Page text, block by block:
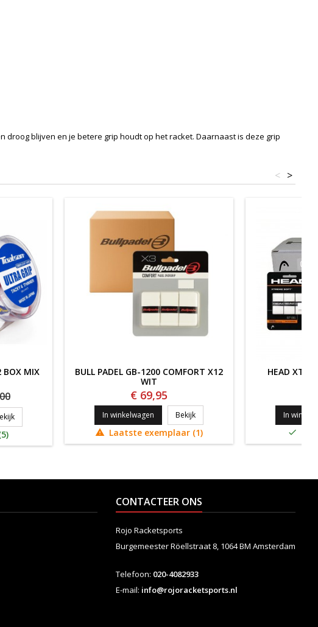
blijven en je betere grip houdt op het racket. Daarnaast is deze grip
>
<
BOX MIX
TOALSON ULTRA GRIP 72 BOX MIX
BULL PADEL GB-1200 COMFORT X12
WIT
€ 69,95
In winkelwagen BekijkBULL PADEL GB-1200 COMFORT
 Laatste exemplaar (1)
HEAD
In

CONTACTEER ONS
Rojo Racketsports
Burgemeester Röellstraat 8, 1064 BM Amsterdam
Telefoon: 020-4082933
E-mail: info@rojoracketsports.nl